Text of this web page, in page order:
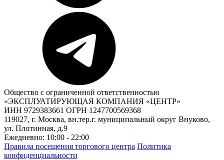
Общество с ограниченной ответственностью
«ЭКСПЛУАТИРУЮЩАЯ КОМПАНИЯ «ЦЕНТР»
ИНН 9729383661 ОГРН 1247700569368
119027, г. Москва, вн.тер.г. муниципальный округ Внуково,
ул. Плотинная, д.9
Ежедневно: 10:00 - 22:00
Правила посещения торгового центра Политика
конфиденциальности